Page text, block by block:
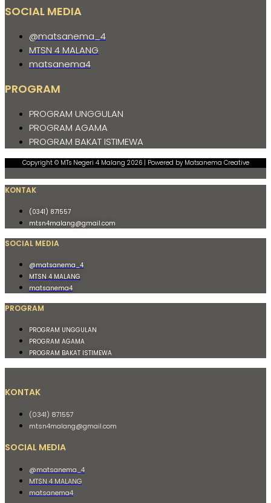
SOCIAL MEDIA
@matsanema_4
MTSN 4 MALANG
matsanema4
PROGRAM
PROGRAM UNGGULAN
PROGRAM AGAMA
PROGRAM BAKAT ISTIMEWA
Copyright © MTs Negeri 4 Malang 2026 | Powered by Matsanema Creative
KONTAK
(0341) 871557
mtsn4malang@gmail.com
SOCIAL MEDIA
@matsanema_4
MTSN 4 MALANG
matsanema4
PROGRAM
PROGRAM UNGGULAN
PROGRAM AGAMA
PROGRAM BAKAT ISTIMEWA
KONTAK
(0341) 871557
mtsn4malang@gmail.com
SOCIAL MEDIA
@matsanema_4
MTSN 4 MALANG
matsanema4